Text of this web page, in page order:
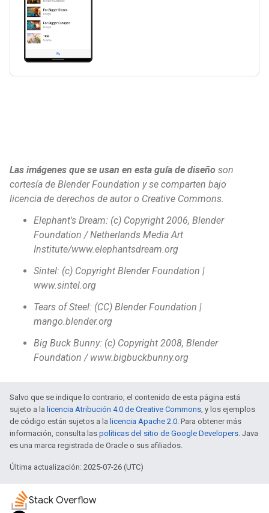
Las imágenes que se usan en esta guía de diseño son
cortesía de Blender Foundation y se comparten bajo
licencia de derechos de autor o Creative Commons.
Elephant's Dream: (c) Copyright 2006, Blender
Foundation / Netherlands Media Art
Institute/www.elephantsdream.org
Sintel: (c) Copyright Blender Foundation |
www.sintel.org
Tears of Steel: (CC) Blender Foundation |
mango.blender.org
Big Buck Bunny: (c) Copyright 2008, Blender
Foundation / www.bigbuckbunny.org
Salvo que se indique lo contrario, el contenido de esta página está
sujeto a la licencia Atribución 4.0 de Creative Commons , y los ejemplos
de código están sujetos a la licencia Apache 2.0 . Para obtener más
información, consulta las políticas del sitio de Google Developers . Java
es una marca registrada de Oracle o sus afiliados.
Última actualización: 2025-07-26 (UTC)
Stack Overflow